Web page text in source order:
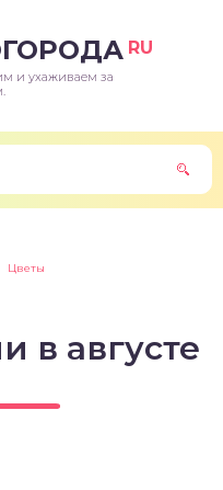
RU
и ухаживаем за
Цветы
в августе